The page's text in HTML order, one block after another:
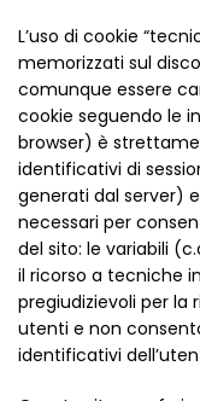
L’uso di cookie
memorizzati sul
comunque essere
cookie seguendo le
browser) è
identificativi di
generati dal server)
necessari per
del sito: le variabili
il ricorso a tecniche
pregiudizievoli per la
utenti e non
identificativi